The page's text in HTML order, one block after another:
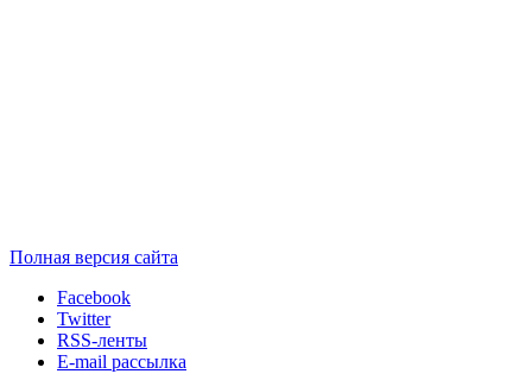
Полная версия сайта
Facebook
Twitter
RSS-ленты
E-mail рассылка